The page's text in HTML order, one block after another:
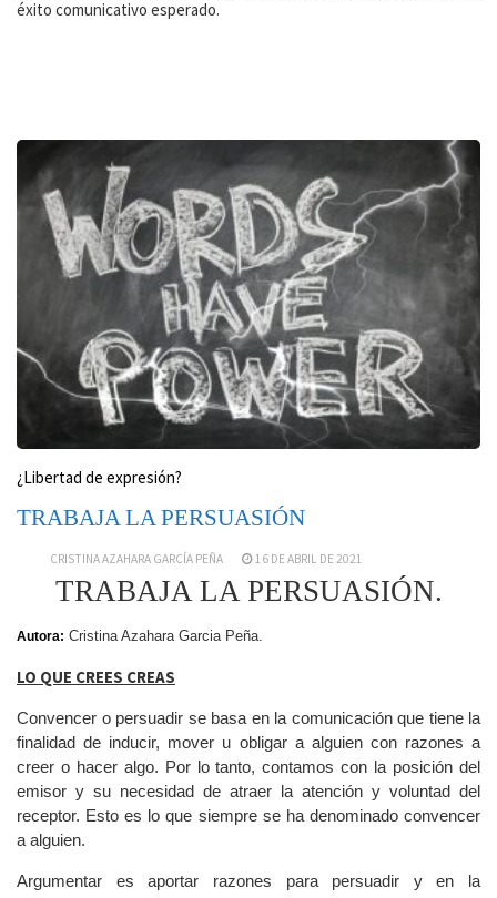
éxito comunicativo esperado.
¿Libertad de expresión?
TRABAJA LA PERSUASIÓN
CRISTINA AZAHARA GARCÍA PEÑA 16 DE ABRIL DE 2021
TRABAJA LA PERSUASIÓN.
Autora: Cristina Azahara Garcia Peña.
LO QUE CREES CREAS
Convencer o persuadir se basa en la comunicación que tiene la
finalidad de inducir, mover u obligar a alguien con razones a
creer o hacer algo. Por lo tanto, contamos con la posición del
emisor y su necesidad de atraer la atención y voluntad del
receptor. Esto es lo que siempre se ha denominado convencer
a alguien.
Argumentar es aportar razones para persuadir y en la